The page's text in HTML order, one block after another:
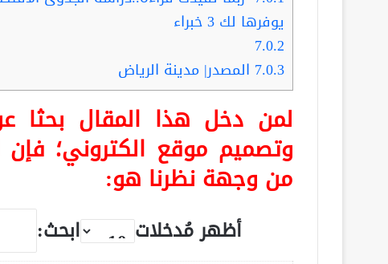
يوفرها لك 3 خبراء
7.0.2
7.0.3 المصدر| مدينة الرياض
لمن دخل هذا المقال
وتصميم موقع الكتروني؛
من وجهة نظرنا هو:
أظهر مُدخلات ابحث: